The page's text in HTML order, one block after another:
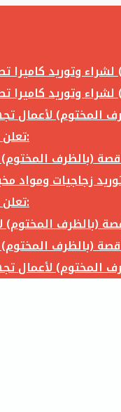
تعلن جامعة إدلب عن إجراء مناقصة (بالظرف المختوم) لشراء وتوريد ما يلي:
تعلن جامعة إدلب عن إجراء مناقصة (بالظرف المختوم) لشراء وتوريد ما يلي: